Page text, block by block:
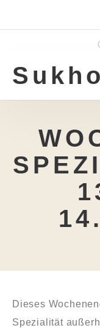
Dieses
Spezialität